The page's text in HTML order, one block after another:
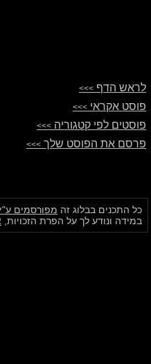
לראש הדף >>>
פוסט אקראי >>>
פוסטים לפי קטגוריה >>>
פרסם את הפוסט שלך >>>
כל התכנים בבלוג זה מפורסמים
במידה ונודע לך על הפרת הזכויות,